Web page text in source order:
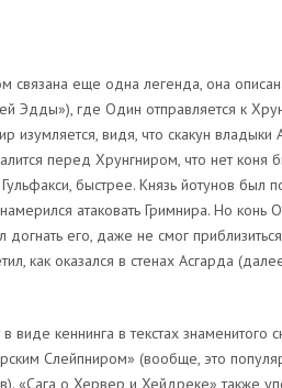
связана еще одна легенда, она
Эдды»), где Один отправляется к
изумляется, видя, что скакун владыки
перед Хрунгниром, что нет коня
быстрее. Князь йотунов был
атаковать Гримнира. Но конь
догнать его, даже не смог
как оказался в стенах Асгарда
кеннинга в текстах знаменитого
Слейпниром» (вообще, это
«Сага о Хервер и Хейдреке» также